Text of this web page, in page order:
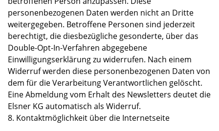
personenbezogenen Daten werden nicht an Dritte
weitergegeben. Betroffene Personen sind jederzeit
berechtigt, die diesbezügliche gesonderte, über das
Double-Opt-In-Verfahren abgegebene
Einwilligungserklärung zu widerrufen. Nach einem
Widerruf werden diese personenbezogenen Daten von
dem für die Verarbeitung Verantwortlichen gelöscht.
Eine Abmeldung vom Erhalt des Newsletters deutet die
Elsner KG automatisch als Widerruf.
8. Kontaktmöglichkeit über die Internetseite